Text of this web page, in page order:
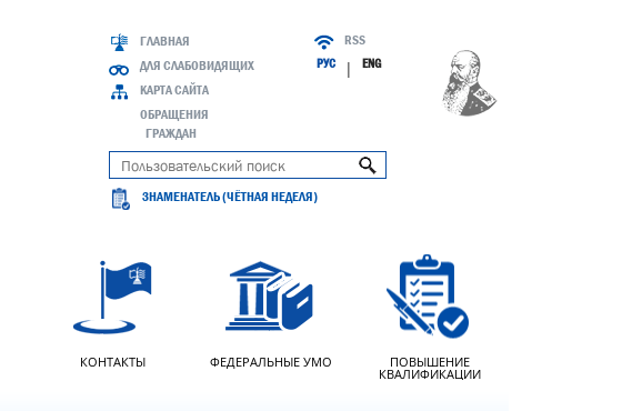
ГЛАВНАЯ
ДЛЯ СЛАБОВИДЯЩИХ
КАРТА САЙТА
ОБРАЩЕНИЯ
ГРАЖДАН
RSS
РУС | ENG
ЗНАМЕНАТЕЛЬ (ЧЁТНАЯ НЕДЕЛЯ)
КОНТАКТЫ ФЕДЕРАЛЬНЫЕ УМО ПОВЫШЕНИЕ
КВАЛИФИКАЦИИ